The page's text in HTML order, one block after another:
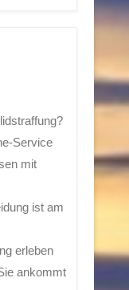
Service
mit
ist am
erleben
ankommt